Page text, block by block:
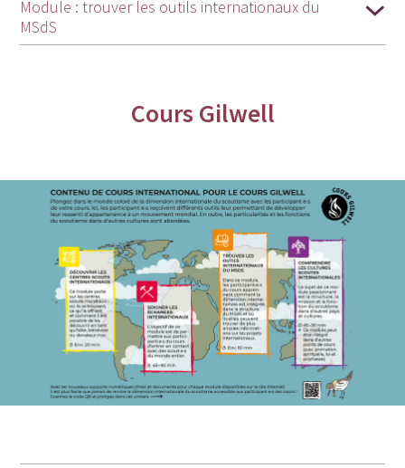
Module : trouver les outils internationaux du
MSdS
Cours Gilwell